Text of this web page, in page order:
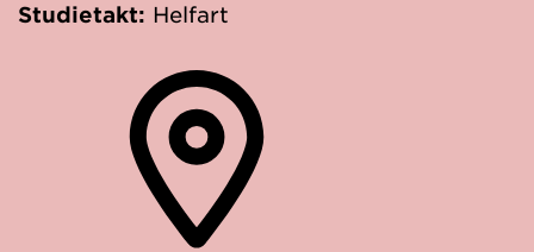
Studietakt: Helfart